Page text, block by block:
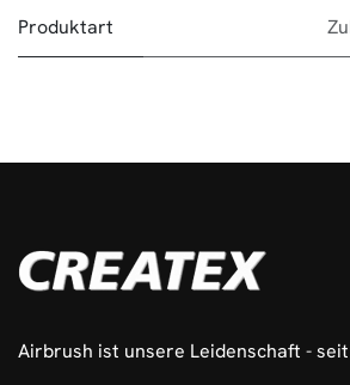
Produktart
Airbrush ist unsere Leidenschaft -